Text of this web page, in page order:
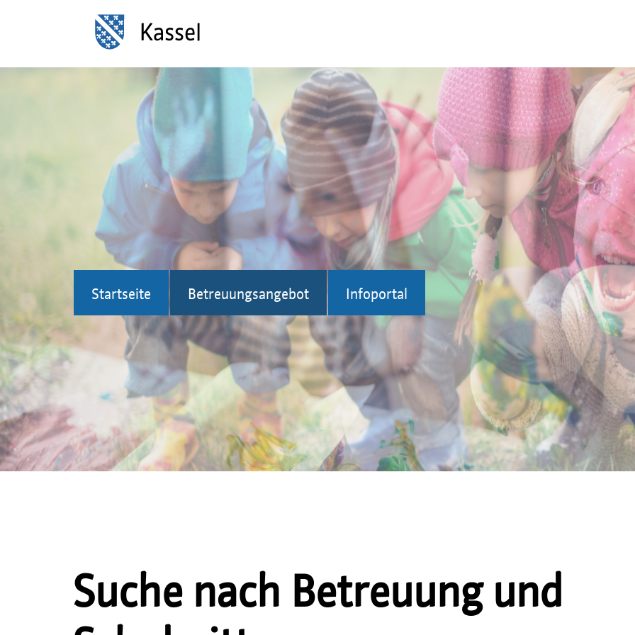
Startseite Betreuungsangebot Infoportal
Suche nach Betreuung und